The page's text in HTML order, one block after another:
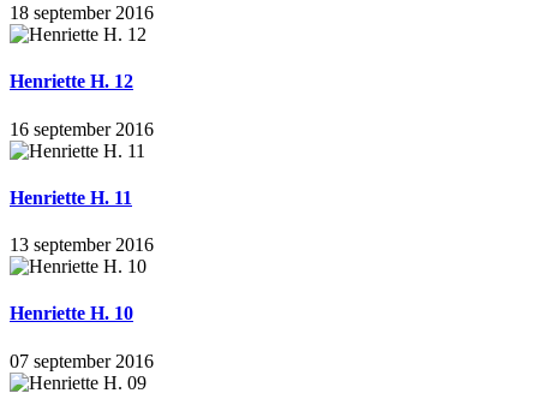
18 september 2016
Henriette H. 12
16 september 2016
Henriette H. 11
13 september 2016
Henriette H. 10
07 september 2016